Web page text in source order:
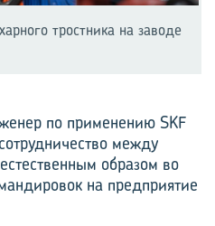
тростника на заводе
по применению SKF
между
образом во
на предприятие